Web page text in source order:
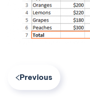
Previous